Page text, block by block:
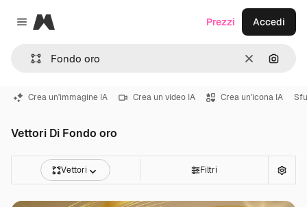
Close menu
Magnific
CancellaCerca
Prezzi Accedi
Crea un'immagine IA Crea un video IA Crea un'icona IA
Vettori Di Fondo oro
Vettori Filtri